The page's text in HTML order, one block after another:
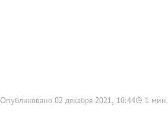
Опубликовано02 декабря 2021, 10:44 1 мин.